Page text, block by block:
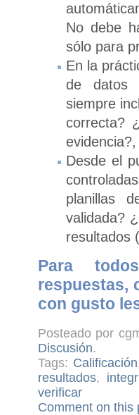
No debe
sólo para
En la
de datos
siempre
correcta?
Desde el
planillas
validada?
resultados
Para
respuestas,
con gusto
Posteado por
Discusión.
Tags: Calificación
resultados,
verificar
Comment on this